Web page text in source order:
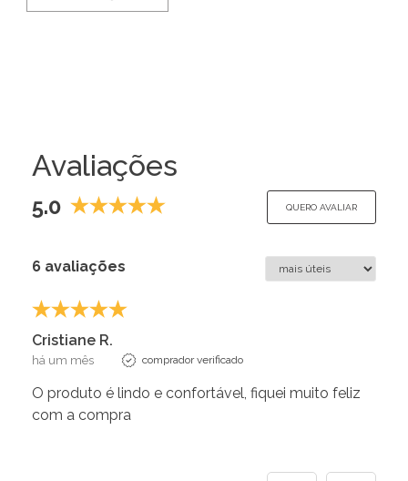
Avaliações
5.0 QUERO AVALIAR
6 avaliações
Cristiane R.
há um mês comprador verificado
O produto é lindo e confortável, fiquei muito feliz
com a compra